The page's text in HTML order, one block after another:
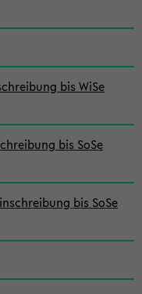
bis WiSe
bis SoSe
bis SoSe